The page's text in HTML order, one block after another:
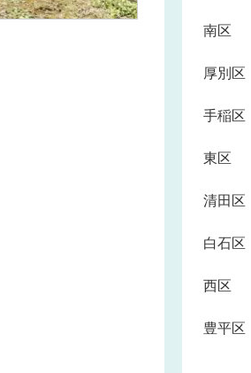
南区
厚別区
手稲区
東区
清田区
白石区
西区
豊平区